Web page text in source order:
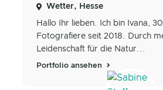
Wetter, Hesse
Hallo Ihr lieben. Ich bin Ivana,
Fotografiere seit 2018. Durch
Leidenschaft für die Natur...
Portfolio ansehen